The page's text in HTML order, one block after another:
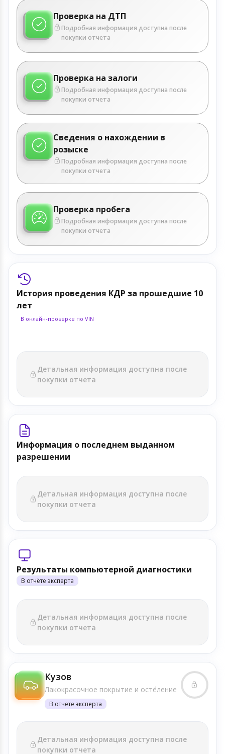
Проверка на ДТП
Подробная информация доступна после
покупки отчета
Проверка на залоги
Подробная информация доступна после
покупки отчета
Сведения о нахождении в
розыске
Подробная информация доступна после
покупки отчета
Проверка пробега
Подробная информация доступна после
покупки отчета
История проведения КДР за прошедшие 10
лет
В онлайн-проверке по VIN
Детальная информация доступна после
покупки отчета
Информация о последнем выданном
разрешении
Детальная информация доступна после
покупки отчета
Результаты компьютерной диагностики
В отчёте эксперта
Детальная информация доступна после
покупки отчета
Кузов
Лакокрасочное покрытие и осте́ление
В отчёте эксперта
Детальная информация доступна после
покупки отчета